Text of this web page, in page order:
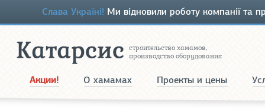
Слава Україні! Ми відновили роботу компанії та
строительство хамамов,
производство оборудования
Акции! О хамамах Проекты и цены